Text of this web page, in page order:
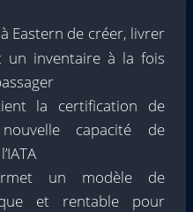
Eastern de créer, livrer
un inventaire à la fois
la certification de
capacité de
un modèle de
et rentable pour